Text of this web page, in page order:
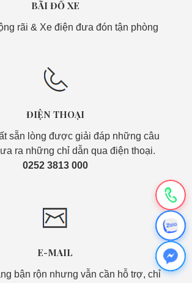
BÃI ĐỔ XE
rãi & Xe điện đưa đón tận phòng
ĐIỆN THOẠI
sẵn lòng được giải đáp những câu
ra những chỉ dẫn qua điện thoại.
0252 3813 000
E-MAIL
bận rộn nhưng vẫn cần hỗ trợ, chỉ